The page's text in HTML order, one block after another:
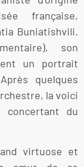
française,
Buniatishvili.
son
un portrait
quelques
la voici
concertant du
virtuose et